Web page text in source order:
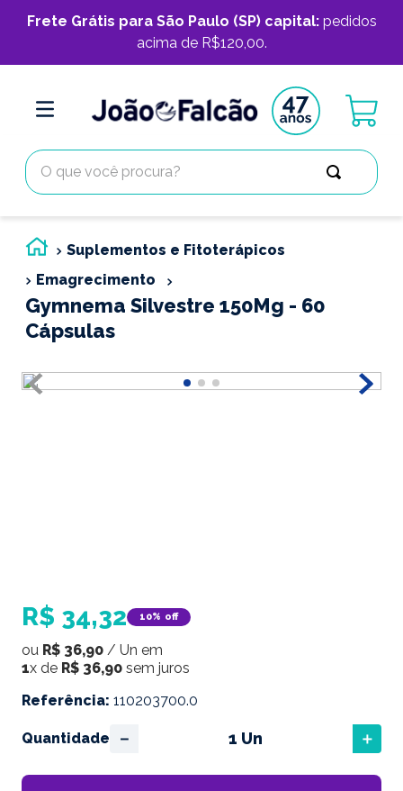
Frete Grátis para São Paulo (SP) capital:pedidos
acima de R$120,00.
O que você procura?
Suplementos e Fitoterápicos
Emagrecimento
Gymnema Silvestre 150Mg - 60
Cápsulas
R$ 34,32 10% off
ou R$ 36,90 / Un em
1x de R$ 36,90 sem juros
Referência: 110203700.0
Quantidade ＋
－